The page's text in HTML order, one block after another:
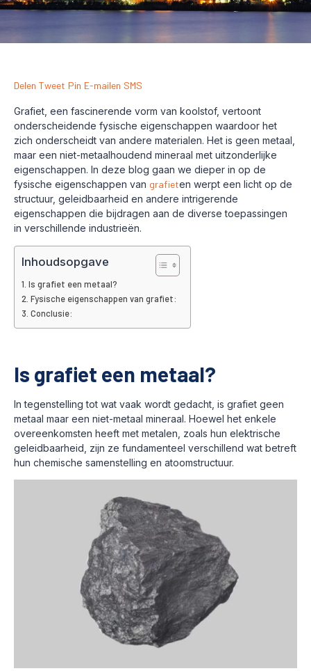
Delen Tweet Pin E-mailen SMS
Grafiet, een fascinerende vorm van koolstof, vertoont
onderscheidende fysische eigenschappen waardoor het
zich onderscheidt van andere materialen. Het is geen metaal,
maar een niet-metaalhoudend mineraal met uitzonderlijke
eigenschappen. In deze blog gaan we dieper in op de
fysische eigenschappen van grafieten werpt een licht op de
structuur, geleidbaarheid en andere intrigerende
eigenschappen die bijdragen aan de diverse toepassingen
in verschillende industrieën.
Inhoudsopgave
Is grafiet een metaal?
Fysische eigenschappen van grafiet:
Conclusie:
Is grafiet een metaal?
In tegenstelling tot wat vaak wordt gedacht, is grafiet geen
metaal maar een niet-metaal mineraal. Hoewel het enkele
overeenkomsten heeft met metalen, zoals hun elektrische
geleidbaarheid, zijn ze fundamenteel verschillend wat betreft
hun chemische samenstelling en atoomstructuur.